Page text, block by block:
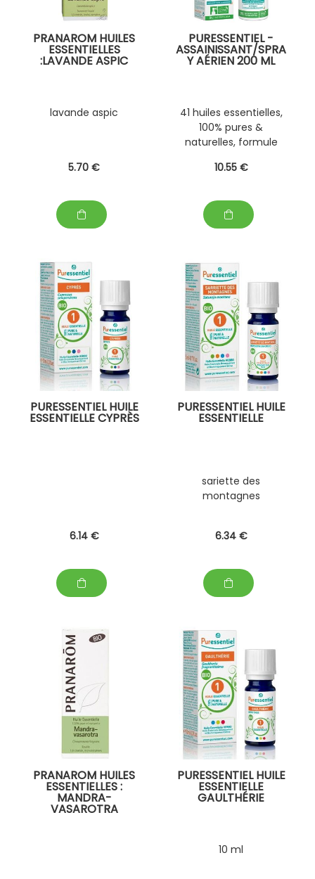
PRANAROM HUILES
ESSENTIELLES
:LAVANDE ASPIC
lavande aspic
5.70 €
PURESSENTIEL -
ASSAINISSANT/SPRA
Y AÉRIEN 200 ML
41 huiles essentielles,
100% pures &
naturelles, formule
10.55 €
PURESSENTIEL HUILE
ESSENTIELLE CYPRÈS
6.14 €
PURESSENTIEL HUILE
ESSENTIELLE
sariette des
montagnes
6.34 €
PRANAROM HUILES
ESSENTIELLES :
MANDRA-
VASAROTRA
PURESSENTIEL HUILE
ESSENTIELLE
GAULTHÉRIE
10 ml